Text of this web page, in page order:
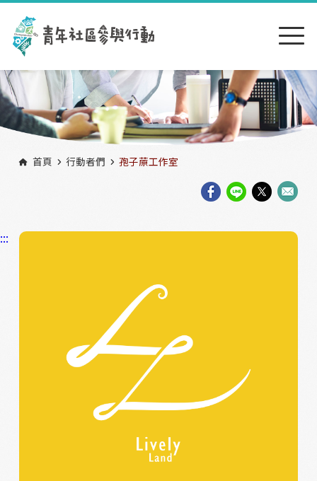
跳到主要內容區塊
首頁 行動者們 孢子蒝工作室
:::